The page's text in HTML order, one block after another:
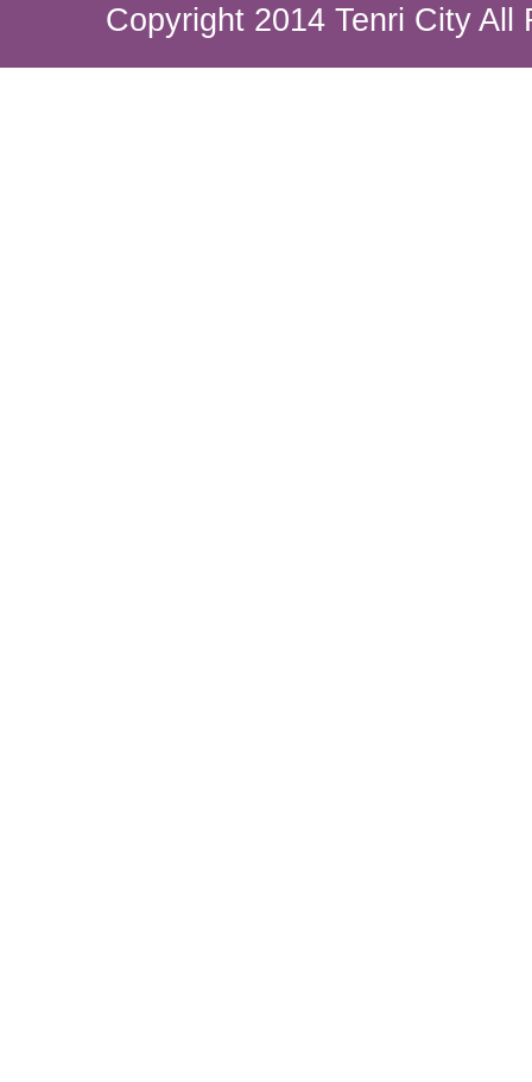
Copyright 2014 Tenri City All